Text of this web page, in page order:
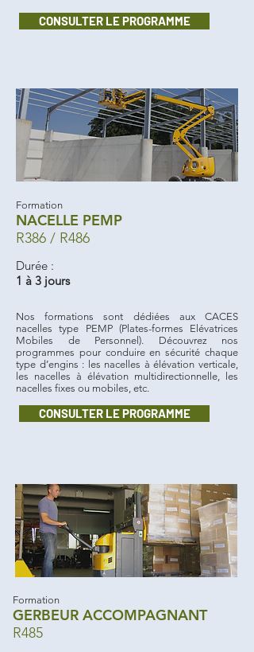
CONSULTER LE PROGRAMME
CONSULTER LE PROGRAMME
Formation
NACELLE PEMP
R386 / R486
Nos formations sont dédiées aux CACES
nacelles type PEMP (Plates-formes Elévatrices
Mobiles de Personnel). Découvrez nos
programmes pour conduire en sécurité chaque
type d’engins : les nacelles à élévation verticale,
les nacelles à élévation multidirectionnelle, les
nacelles fixes ou mobiles, etc.
Durée :
1 à 3 jours
Formation
GERBEUR ACCOMPAGNANT
R485